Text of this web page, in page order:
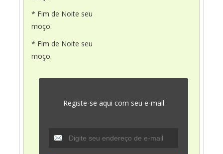
* Fim de Noite seu
moço.
* Fim de Noite seu
moço.
Registe-se aqui com seu e-mail